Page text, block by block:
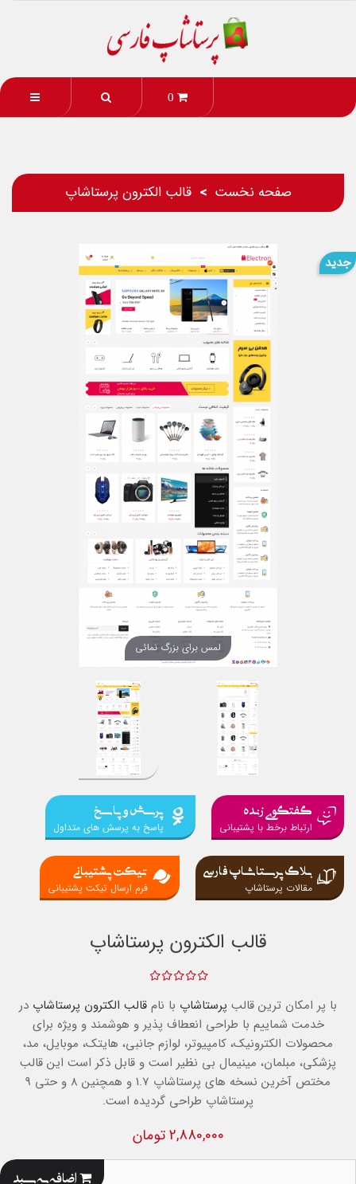
0
صفحه نخست قالب الکترون پرستاشاپ
جدید
لمس برای بزرگ نمائی
گفتگوی زنده
ارتباط برخط با پشتیبانی
پرسش و پاسخ
پاسخ به پرسش های متداول
بلاگ پرستاشاپ فارسی
مقالات پرستاشاپ
تیکت پشتیبانی
فرم ارسال تیکت پشتیبانی
قالب الکترون پرستاشاپ
با پر امکان ترین قالب پرستاشاپ با نام قالب الکترون پرستاشاپ در
خدمت شماییم با طراحی انعطاف پذیر و هوشمند و ویژه برای
محصولات الکترونیک، کامپیوتر، لوازم جانبی، هایتک، موبایل، مد،
پزشکی، مبلمان، مینیمال بی نظیر است و قابل ذکر است این قالب
مختص آخرین نسخه های پرستاشاپ 1.7 و همچنین 8 و حتی 9
پرستاشاپ طراحی گردیده است.
2,880,000 تومان
اضافه به سبد